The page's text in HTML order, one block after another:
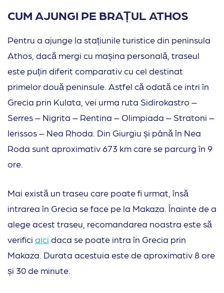
CUM AJUNGI PE BRAȚUL ATHOS
Pentru a ajunge la stațiunile turistice din peninsula
Athos, dacă mergi cu mașina personală, traseul
este puțin diferit comparativ cu cel destinat
primelor două peninsule. Astfel că odată ce intri în
Grecia prin Kulata, vei urma ruta Sidirokastro –
Serres – Nigrita – Rentina – Olimpiada – Stratoni –
Ierissos – Nea Rhoda. Din Giurgiu și până în Nea
Roda sunt aproximativ 673 km care se parcurg în 9
ore.
Mai există un traseu care poate fi urmat, însă
intrarea în Grecia se face pe la Makaza. Înainte de a
alege acest traseu, recomandarea noastra este să
verifici aici daca se poate intra în Grecia prin
Makaza. Durata acestuia este de aproximativ 8 ore
și 30 de minute.